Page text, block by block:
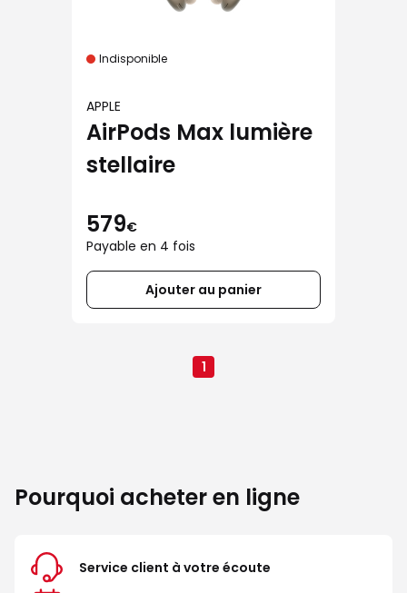
Indisponible
APPLE
AirPods Max lumière
stellaire
579€
Payable en 4 fois
Ajouter au panier
1
Pourquoi acheter en ligne
Service client à votre écoute